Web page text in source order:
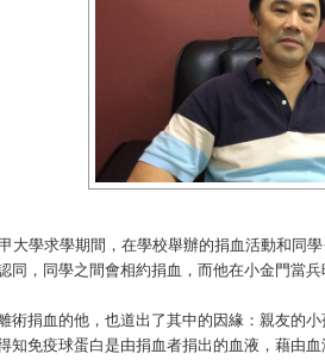
大學求學期間，在學校舉辦的捐血活動和同
同，同學之間會相約捐血，而他在小金門當
術捐血的他，也道出了其中的因緣：親友的
知免疫球蛋白是由捐血者捐出的血液，藉由